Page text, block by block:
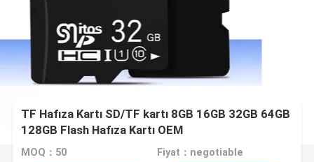
TF Hafıza Kartı SD/TF kartı 8GB 16GB 32GB 64GB
128GB Flash Hafıza Kartı OEM
MOQ：50 Fiyat：negotiable